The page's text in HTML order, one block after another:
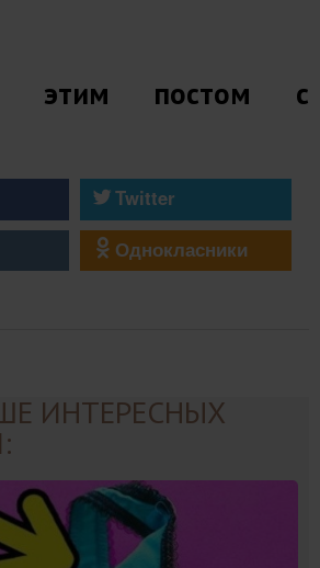
этим постом с
Twitter
Однокласники
ИНТЕРЕСНЫХ